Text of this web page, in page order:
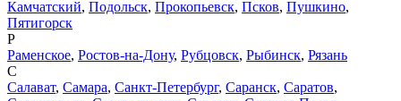
Камчатский, Подольск, Прокопьевск, Псков, Пушкино,
Пятигорск
Р
Раменское, Ростов-на-Дону, Рубцовск, Рыбинск, Рязань
С
Салават, Самара, Санкт-Петербург, Саранск, Саратов,